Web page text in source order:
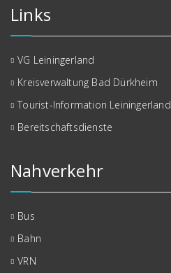
Links
VG Leiningerland
Kreisverwaltung Bad Dürkheim
Tourist-Information Leiningerland
Bereitschaftsdienste
Nahverkehr
Bus
Bahn
VRN